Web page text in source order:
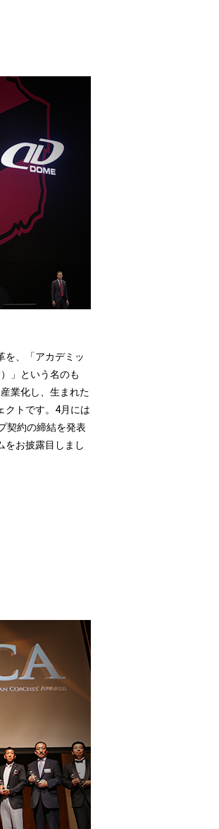
を、「アカデミッ
」という名のも
業化し、生まれた
クトです。4月には
契約の締結を発表
をお披露目しまし